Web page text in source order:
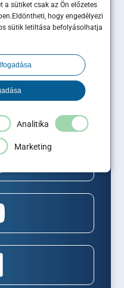
a sütiket csak az Ön előzetes
hogy engedélyezi
sütik letiltása befolyásolhatja
Analitika
Marketing
Te is a